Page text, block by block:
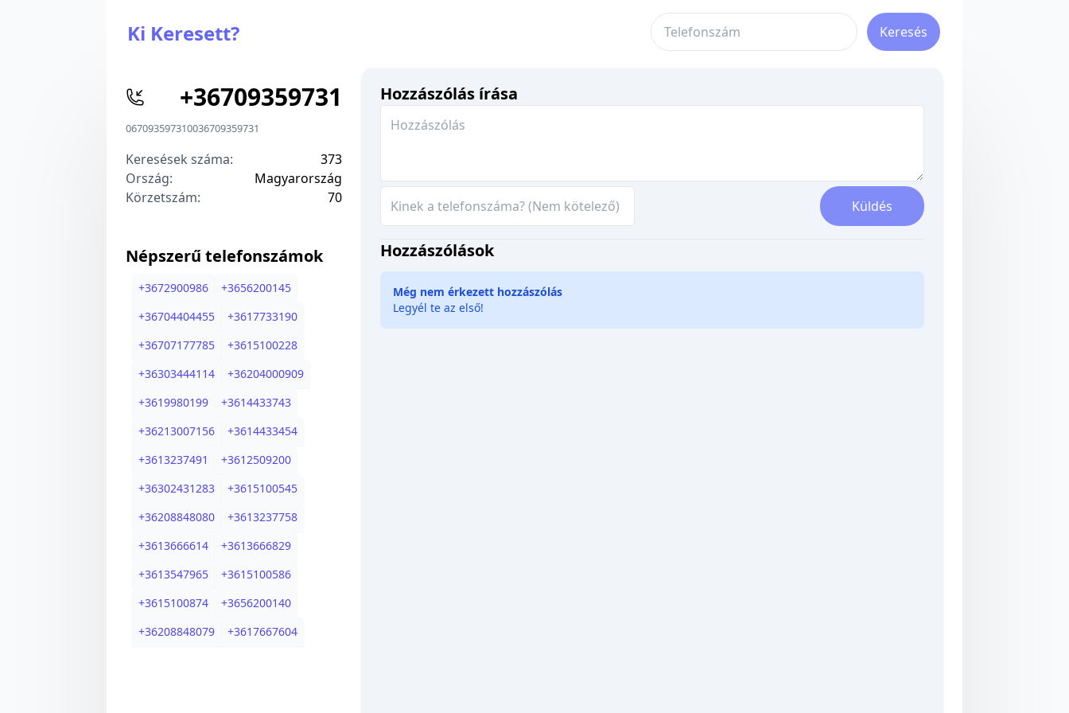
Ki Keresett? Keresés
+36709359731
067093597310036709359731
Keresések száma:
373
Ország:
Magyarország
Körzetszám:
70
Népszerű telefonszámok
+3672900986 +3656200145
+36704404455 +3617733190
+36707177785 +3615100228
+36303444114 +36204000909
+3619980199 +3614433743
+36213007156 +3614433454
+3613237491 +3612509200
+36302431283 +3615100545
+36208848080 +3613237758
+3613666614 +3613666829
+3613547965 +3615100586
+3615100874 +3656200140
+36208848079 +3617667604
Hozzászólás írása
Küldés
Hozzászólások
Még nem érkezett hozzászólás
Legyél te az első!